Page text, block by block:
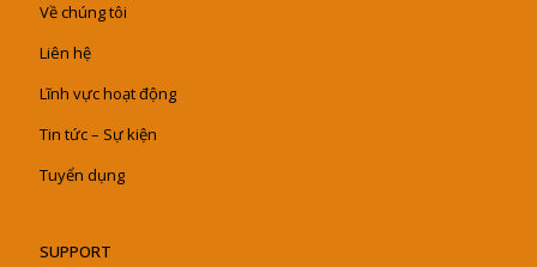
Về chúng tôi
Liên hệ
Lĩnh vực hoạt động
Tin tức – Sự kiện
Tuyển dụng
SUPPORT